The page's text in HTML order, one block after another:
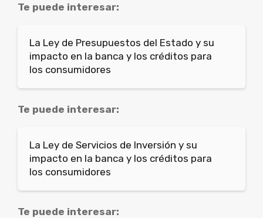
Te puede interesar:
La Ley de Presupuestos del Estado y su
impacto en la banca y los créditos para
los consumidores
Te puede interesar:
La Ley de Servicios de Inversión y su
impacto en la banca y los créditos para
los consumidores
Te puede interesar: